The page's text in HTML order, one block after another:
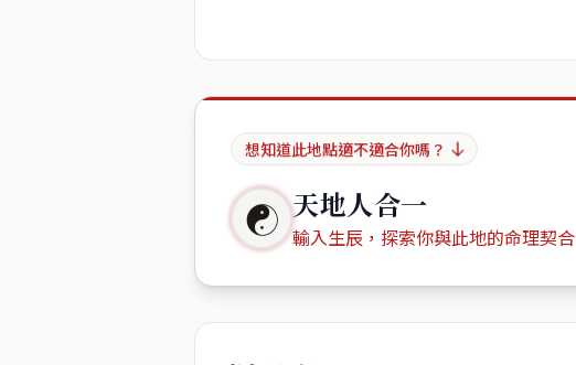
想知道此地點適不適合你嗎？
☯ 天地人合一
輸入生辰，探索你與此地的命理契合